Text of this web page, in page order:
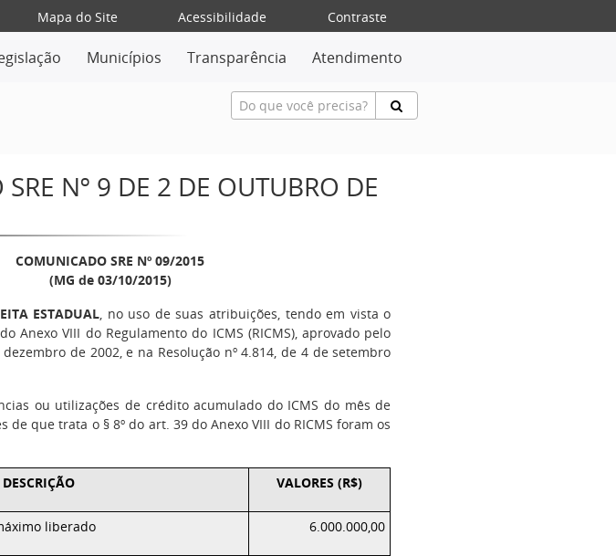
Mapa do Site Acessibilidade
Contraste
Municípios Transparência Atendimento
Nº 9 DE 2 DE OUTUBRO DE
COMUNICADO SRE Nº 09/2015
(MG de 03/10/2015)
ESTADUAL, no uso de suas atribuições, tendo em vista o
Anexo VIII do Regulamento do ICMS (RICMS), aprovado pelo
de 2002, e na Resolução nº 4.814, de 4 de setembro
ou utilizações de crédito acumulado do ICMS do mês de
de que trata o § 8º do art. 39 do Anexo VIII do RICMS foram os
DESCRIÇÃO VALORES (R$)
liberado 6.000.000,00